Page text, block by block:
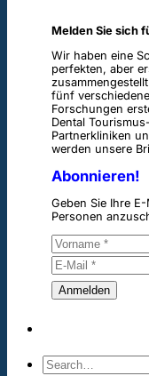
Melden Sie sich
Wir haben eine
perfekten, aber
fünf
Forschungen
Dental
Partnerkliniken
werden unsere
Abonnieren!
Geben Sie Ihre
Personen